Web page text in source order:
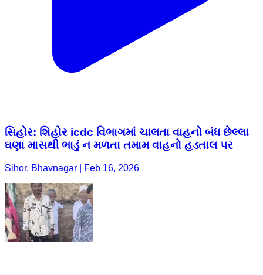
સિહોર: શિહોર icdc વિભાગમાં ચાલતા વાહનો બંધ છેલ્લા
ઘણા માસથી ભાડું ન મળતા તમામ વાહનો હડતાલ પર
Sihor, Bhavnagar | Feb 16, 2026